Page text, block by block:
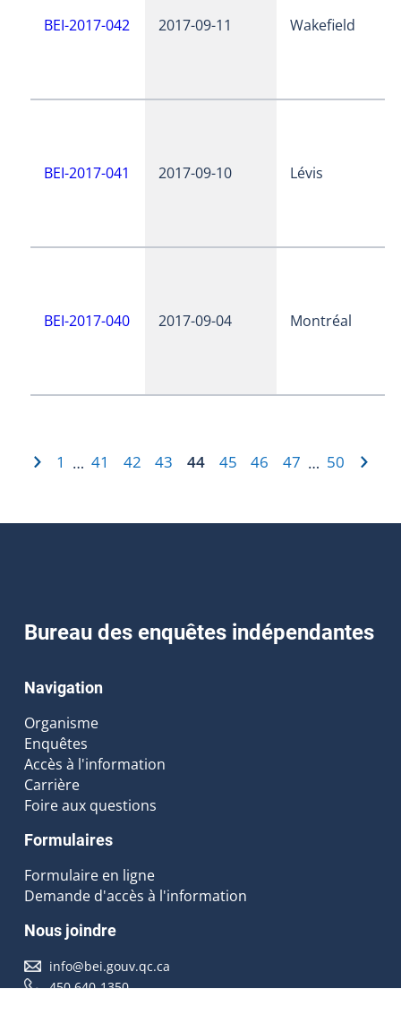
BEI-2017-042 2017-09-11 Wakefield
BEI-2017-041 2017-09-10 Lévis
BEI-2017-040 2017-09-04 Montréal
1 … 41 42 43 44 45 46 47 … 50
Bureau des enquêtes indépendantes
Navigation
Organisme
Enquêtes
Accès à l'information
Carrière
Foire aux questions
Formulaires
Formulaire en ligne
Demande d'accès à l'information
Nous joindre
info@bei.gouv.qc.ca
450 640-1350